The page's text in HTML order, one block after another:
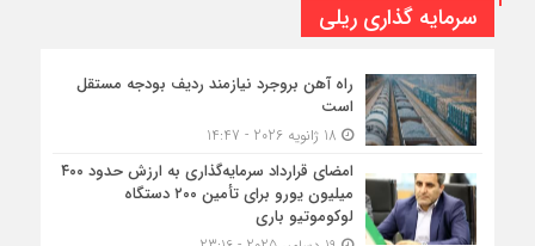
سرمایه گذاری ریلی
راه آهن بروجرد نیازمند ردیف بودجه مستقل
است
امضای قرارداد سرمایه‌گذاری به ارزش حدود ۴۰۰
میلیون یورو برای تأمین ۲۰۰ دستگاه
لوکوموتیو باری